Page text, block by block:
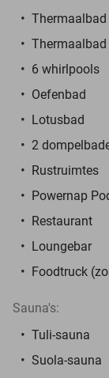
Thermaalbad
6 whirlpools
Oefenbad
Lotusbad
2
Rustruimtes
Powernap
Restaurant
Loungebar
Foodtruck
Sauna's:
Tuli-sauna
Suola-sauna